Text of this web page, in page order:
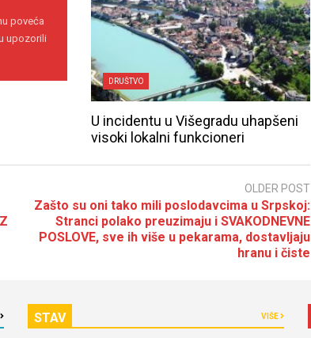
poveća
upozorili
DRUŠTVO
U incidentu u Višegradu uhapšeni
visoki lokalni funkcioneri
OLDER POST
Zašto su oni tako mili poslodavcima u Srpskoj:
Stranci polako preuzimaju i SVAKODNEVNE
POSLOVE, sve ih više u pekarama, dostavljaju
hranu i čiste
STAV VIŠE